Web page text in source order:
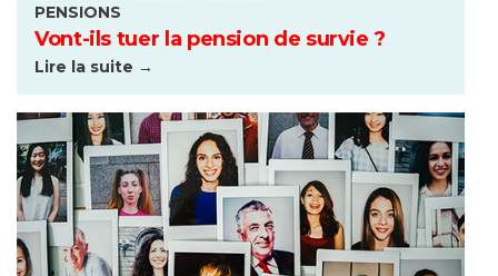
PENSIONS
Vont-ils tuer la pension de survie ?
Lire la suite →